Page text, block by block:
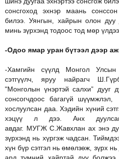
сонсгоход эхнэр маань
билээ. Уянгын, хайрын олон дуу
минь зүрхэнд тодоос тод мөр
-Одоо ямар уран бүтээл дээр
-Хамгийн сүүлд Монгол Улсын
сэтгүүлч, яруу найрагч
"Монголын үнэртэй салхи”
сонсогчдоос багагүй
хослуулсан даа. Хэдийн хүний
хэцүү л дээ. Анх
авдаг. МУГЖ С.Жавхлан ах энэ
зүрхэнд нь хүргэж чадсан.
хүн бүр сэтгэл нь өмөлзөж, зүрх